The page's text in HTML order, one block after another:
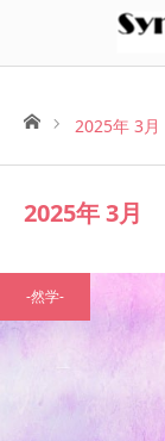
ホーム2025年 3月
2025年 3月
-然学-